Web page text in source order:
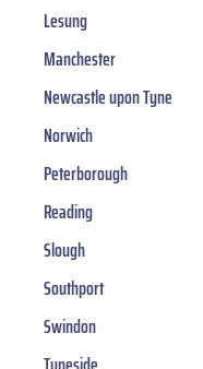
Lesung
Manchester
Newcastle upon Tyne
Norwich
Peterborough
Reading
Slough
Southport
Swindon